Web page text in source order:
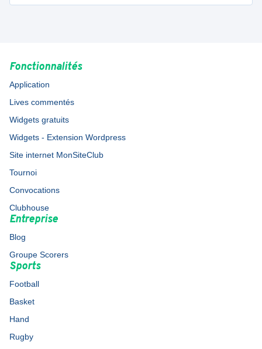
Fonctionnalités
Application
Lives commentés
Widgets gratuits
Widgets - Extension Wordpress
Site internet MonSiteClub
Tournoi
Convocations
Clubhouse
Entreprise
Blog
Groupe Scorers
Sports
Football
Basket
Hand
Rugby